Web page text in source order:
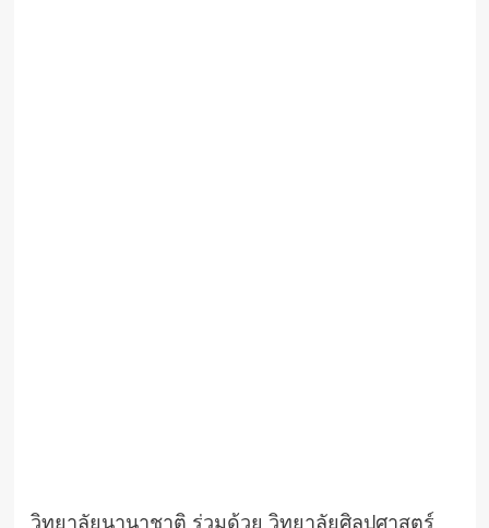
วิทยาลัยนานาชาติ ร่วมด้วย วิทยาลัยศิลปศาสตร์